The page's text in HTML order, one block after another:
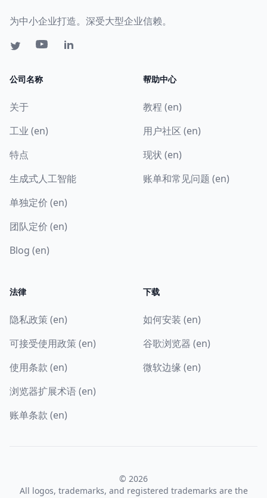
为中小企业打造。深受大型企业信赖。
公司名称
关于
工业 (en)
特点
生成式人工智能
单独定价 (en)
团队定价 (en)
Blog (en)
帮助中心
教程 (en)
用户社区 (en)
现状 (en)
账单和常见问题 (en)
法律
隐私政策 (en)
可接受使用政策 (en)
使用条款 (en)
浏览器扩展术语 (en)
账单条款 (en)
下载
如何安装 (en)
谷歌浏览器 (en)
微软边缘 (en)
© 2026
All logos, trademarks, and registered trademarks are the